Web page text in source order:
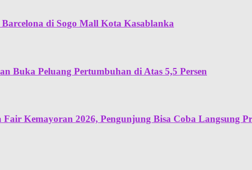
di Sogo Mall Kota Kasablanka
Buka Peluang Pertumbuhan di Atas 5,5 Persen
Kemayoran 2026, Pengunjung Bisa Coba Langsung